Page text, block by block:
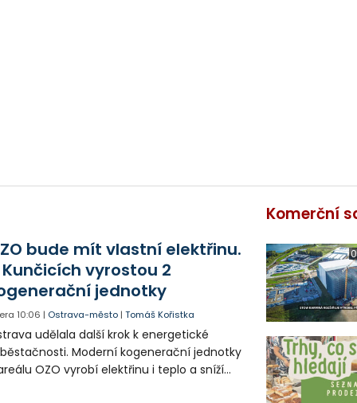
bude mít vlastní elektřinu.
Kunčicích vyrostou 2
jednotky
10:06 | Ostrava-město |Tomáš Kořistka
udělala další krok k energetické
Moderní kogenerační jednotky
OZO vyrobí elektřinu i teplo a sníží
Komerční